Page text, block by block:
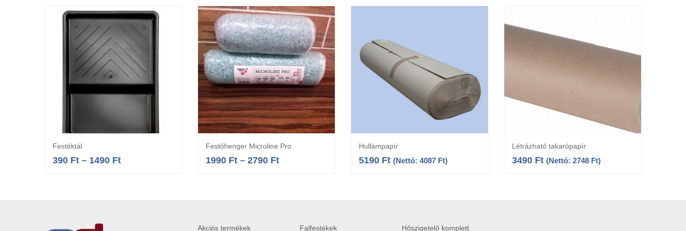
Festéktál
390 Ft – 1490 Ft
Opciók választása
Festőhenger Microline Pro
1990 Ft – 2790 Ft
Hullámpapír
5190 Ft (Nettó: 4087 Ft)
Kosárba teszem
Létrázható takarópapír
3490 Ft (Nettó: 2748 Ft)
Akciós termékek Falfestékek Hőszigetelő komplett